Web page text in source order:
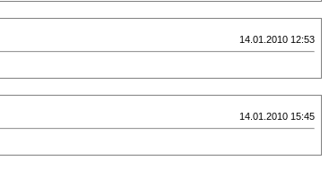
14.01.2010 12:53
14.01.2010 15:45